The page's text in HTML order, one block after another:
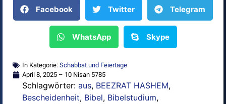
Facebook Twitter Telegram
WhatsApp Skype
In Kategorie: Schabbat und Feiertage
April 8, 2025 – 10 Nisan 5785
Schlagwörter: aus, BEEZRAT HASHEM,
Bescheidenheit, Bibel, Bibelstudium,